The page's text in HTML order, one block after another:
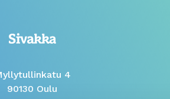
4
90130 Oulu